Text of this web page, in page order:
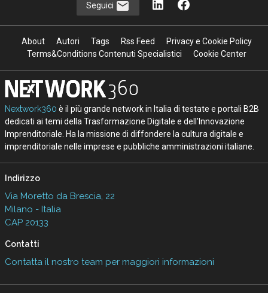
Seguici
About Autori Tags Rss Feed
Privacy e Cookie Policy
Terms&Conditions Contenuti Specialistici
Cookie Center
Nextwork360 è il più grande network in Italia di testate e portali B2B
dedicati ai temi della Trasformazione Digitale e dell’Innovazione
Imprenditoriale. Ha la missione di diffondere la cultura digitale e
imprenditoriale nelle imprese e pubbliche amministrazioni italiane.
Indirizzo
Via Moretto da Brescia, 22
Milano - Italia
CAP 20133
Contatti
Contatta il nostro team per maggiori informazioni